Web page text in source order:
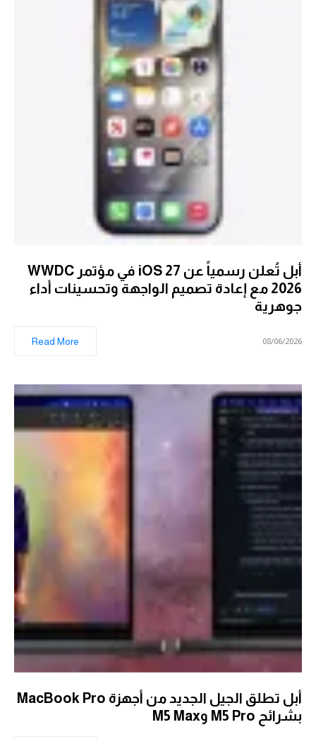
أبل تُعلن رسمياً عن iOS 27 في مؤتمر WWDC
2026 مع إعادة تصميم الواجهة وتحسينات أداء
جوهرية
08/06/2026
Read More
أبل تطلق الجيل الجديد من أجهزة MacBook Pro
بشرائح M5 Pro وM5 Max